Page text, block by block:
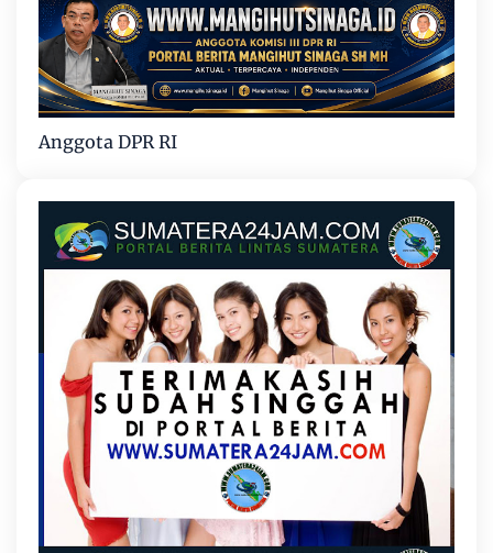
Anggota DPR RI